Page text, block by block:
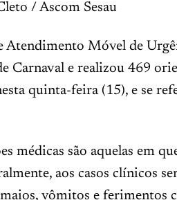
/ Ascom Sesau
Atendimento Móvel de
Carnaval e realizou 469
quinta-feira (15), e se
médicas são aquelas em
aos casos clínicos
vômitos e ferimentos